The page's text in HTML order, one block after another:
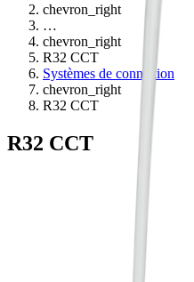
chevron_right
…
chevron_right
R32 CCT
Systèmes de connexion
chevron_right
R32 CCT
R32 CCT